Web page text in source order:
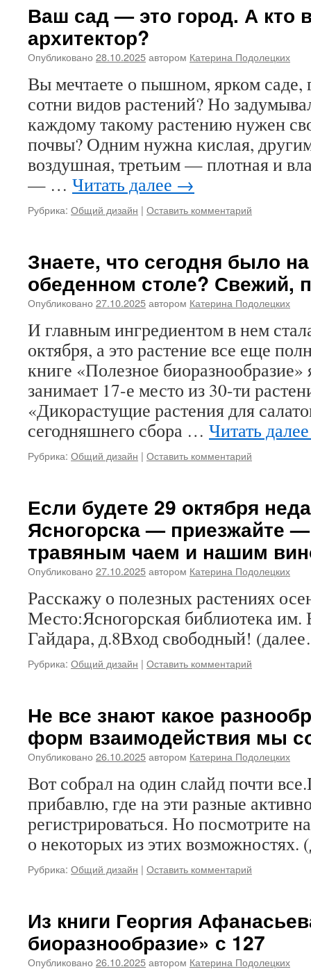
Ваш сад — это город. А кто
архитектор?
Опубликовано 28.10.2025автором Катерина Подолецких
Вы мечтаете о пышном, ярком саде,
сотни видов растений? Но
каждому такому растению нужен
почвы? Одним нужна кислая,
воздушная, третьим — плотная и
— … Читать далее →
Рубрика: Общий дизайн | Оставить комментарий
Знаете, что сегодня было
обеденном столе? Свежий,
Опубликовано 27.10.2025автором Катерина Подолецких
И главным ингредиентом в нем
октября, а это растение все еще
книге «Полезное биоразнообразие»
занимает 17-е место из 30-ти
«Дикорастущие растения для
сегодняшнего сбора … Читать
Рубрика: Общий дизайн | Оставить комментарий
Если будете 29 октября
Ясногорска — приезжайте
травяным чаем и нашим
Опубликовано 27.10.2025автором Катерина Подолецких
Расскажу о полезных растениях
Место:Ясногорская библиотека им.
Гайдара, д.8Вход свободный!
Рубрика: Общий дизайн | Оставить комментарий
Не все знают какое
форм взаимодействия мы
Опубликовано 26.10.2025автором Катерина Подолецких
Вот собрал на один слайд почти
прибавлю, где на эти разные
регистрироваться. Но посмотрите
о некоторых из этих
Рубрика: Общий дизайн | Оставить комментарий
Из книги Георгия
биоразнообразие» с 127
Опубликовано 26.10.2025автором Катерина Подолецких